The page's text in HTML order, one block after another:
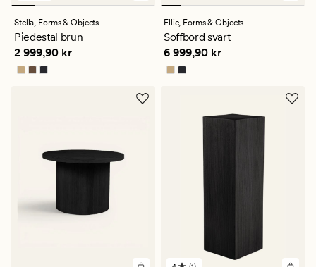
omdömen
med
ett
genomsnittligt
betyg
på
4
Stella, Forms & Objects
Piedestal brun
Pris 2 999,90 kr
2 999,90 kr
Ellie, Forms & Objects
Soffbord svart
Pris 6 999,90 kr
6 999,90 kr